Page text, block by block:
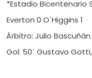
*Estadio Bicentenario
Everton 0 O´Higgins 1
Árbitro: Julio
Gol: 50´ Gustavo